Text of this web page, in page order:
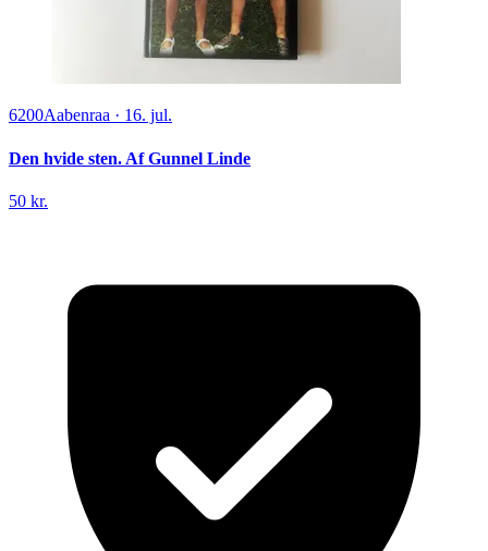
6200Aabenraa · 16. jul.
Den hvide sten. Af Gunnel Linde
50 kr.